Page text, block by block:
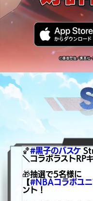
🏀#黒子のバスケ
＼コラボラストRP
🎁抽選で5名様に
【#NBAコラボユニ
ント！